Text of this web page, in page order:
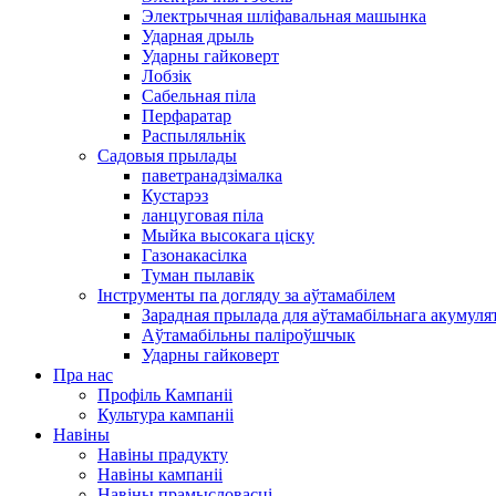
Электрычная шліфавальная машынка
Ударная дрыль
Ударны гайковерт
Лобзік
Сабельная піла
Перфаратар
Распыляльнік
Садовыя прылады
паветранадзімалка
Кустарэз
ланцуговая піла
Мыйка высокага ціску
Газонакасілка
Туман пылавік
Інструменты па догляду за аўтамабілем
Зарадная прылада для аўтамабільнага
Аўтамабільны паліроўшчык
Ударны гайковерт
Пра нас
Профіль Кампаніі
Культура кампаніі
Навіны
Навіны прадукту
Навіны кампаніі